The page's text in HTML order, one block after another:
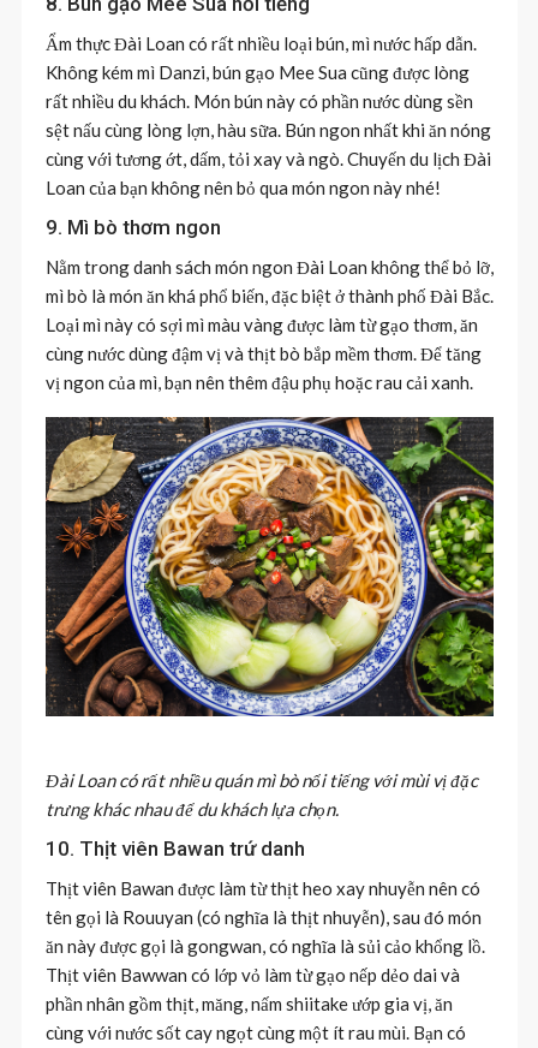
Ẩm thực Đài Loan có rất nhiều loại bún, mì nước hấp dẫn.
Không kém mì Danzi, bún gạo Mee Sua cũng được lòng
rất nhiều du khách. Món bún này có phần nước dùng sền
sệt nấu cùng lòng lợn, hàu sữa. Bún ngon nhất khi ăn nóng
cùng với tương ớt, dấm, tỏi xay và ngò. Chuyến du lịch Đài
Loan của bạn không nên bỏ qua món ngon này nhé!
9. Mì bò thơm ngon
Nằm trong danh sách món ngon Đài Loan không thể bỏ lỡ,
mì bò là món ăn khá phổ biến, đặc biệt ở thành phố Đài Bắc.
Loại mì này có sợi mì màu vàng được làm từ gạo thơm, ăn
cùng nước dùng đậm vị và thịt bò bắp mềm thơm. Để tăng
vị ngon của mì, bạn nên thêm đậu phụ hoặc rau cải xanh.
Đài Loan có rất nhiều quán mì bò nổi tiếng với mùi vị đặc
trưng khác nhau để du khách lựa chọn.
10. Thịt viên Bawan trứ danh
Thịt viên Bawan được làm từ thịt heo xay nhuyễn nên có
tên gọi là Rouuyan (có nghĩa là thịt nhuyễn), sau đó món
ăn này được gọi là gongwan, có nghĩa là sủi cảo khổng lồ.
Thịt viên Bawwan có lớp vỏ làm từ gạo nếp dẻo dai và
phần nhân gồm thịt, măng, nấm shiitake ướp gia vị, ăn
cùng với nước sốt cay ngọt cùng một ít rau mùi. Bạn có